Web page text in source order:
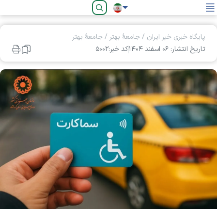
فارسی
پایگاه خبری خیر ایران /جامعۀ بهتر /جامعۀ بهتر
تاریخ انتشار: ۰۶ اسفند ۱۴۰۴
کد خبر:۵۰۰۲